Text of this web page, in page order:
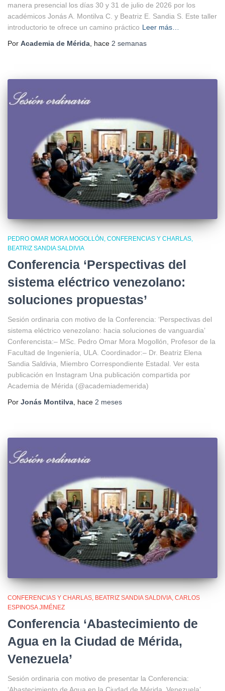
manera presencial los días 30 y 31 de julio de 2026 por los
académicos Jonás A. Montilva C. y Beatriz E. Sandia S. Este taller
introductorio te ofrece un camino práctico Leer más…
Por Academia de Mérida , hace 2 semanas
PEDRO OMAR MORA MOGOLLÓN CONFERENCIAS Y CHARLAS
BEATRIZ SANDIA SALDIVIA
Conferencia ‘Perspectivas del
sistema eléctrico venezolano:
soluciones propuestas’
Sesión ordinaria con motivo de la Conferencia: ‘Perspectivas del
sistema eléctrico venezolano: hacia soluciones de vanguardia’
Conferencista:– MSc. Pedro Omar Mora Mogollón, Profesor de la
Facultad de Ingeniería, ULA. Coordinador:– Dr. Beatriz Elena
Sandia Saldivia, Miembro Correspondiente Estadal. Ver esta
publicación en Instagram Una publicación compartida por
Academia de Mérida (@academiademerida)
Por Jonás Montilva, hace 2 meses
CONFERENCIAS Y CHARLAS BEATRIZ SANDIA SALDIVIA CARLOS
ESPINOSA JIMÉNEZ
Conferencia ‘Abastecimiento de
Agua en la Ciudad de Mérida,
Venezuela’
Sesión ordinaria con motivo de presentar la Conferencia: